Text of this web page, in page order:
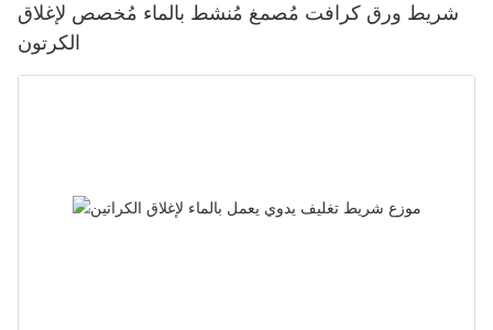
شريط ورق كرافت مُصمغ مُنشط بالماء مُخصص لإغلاق
الكرتون